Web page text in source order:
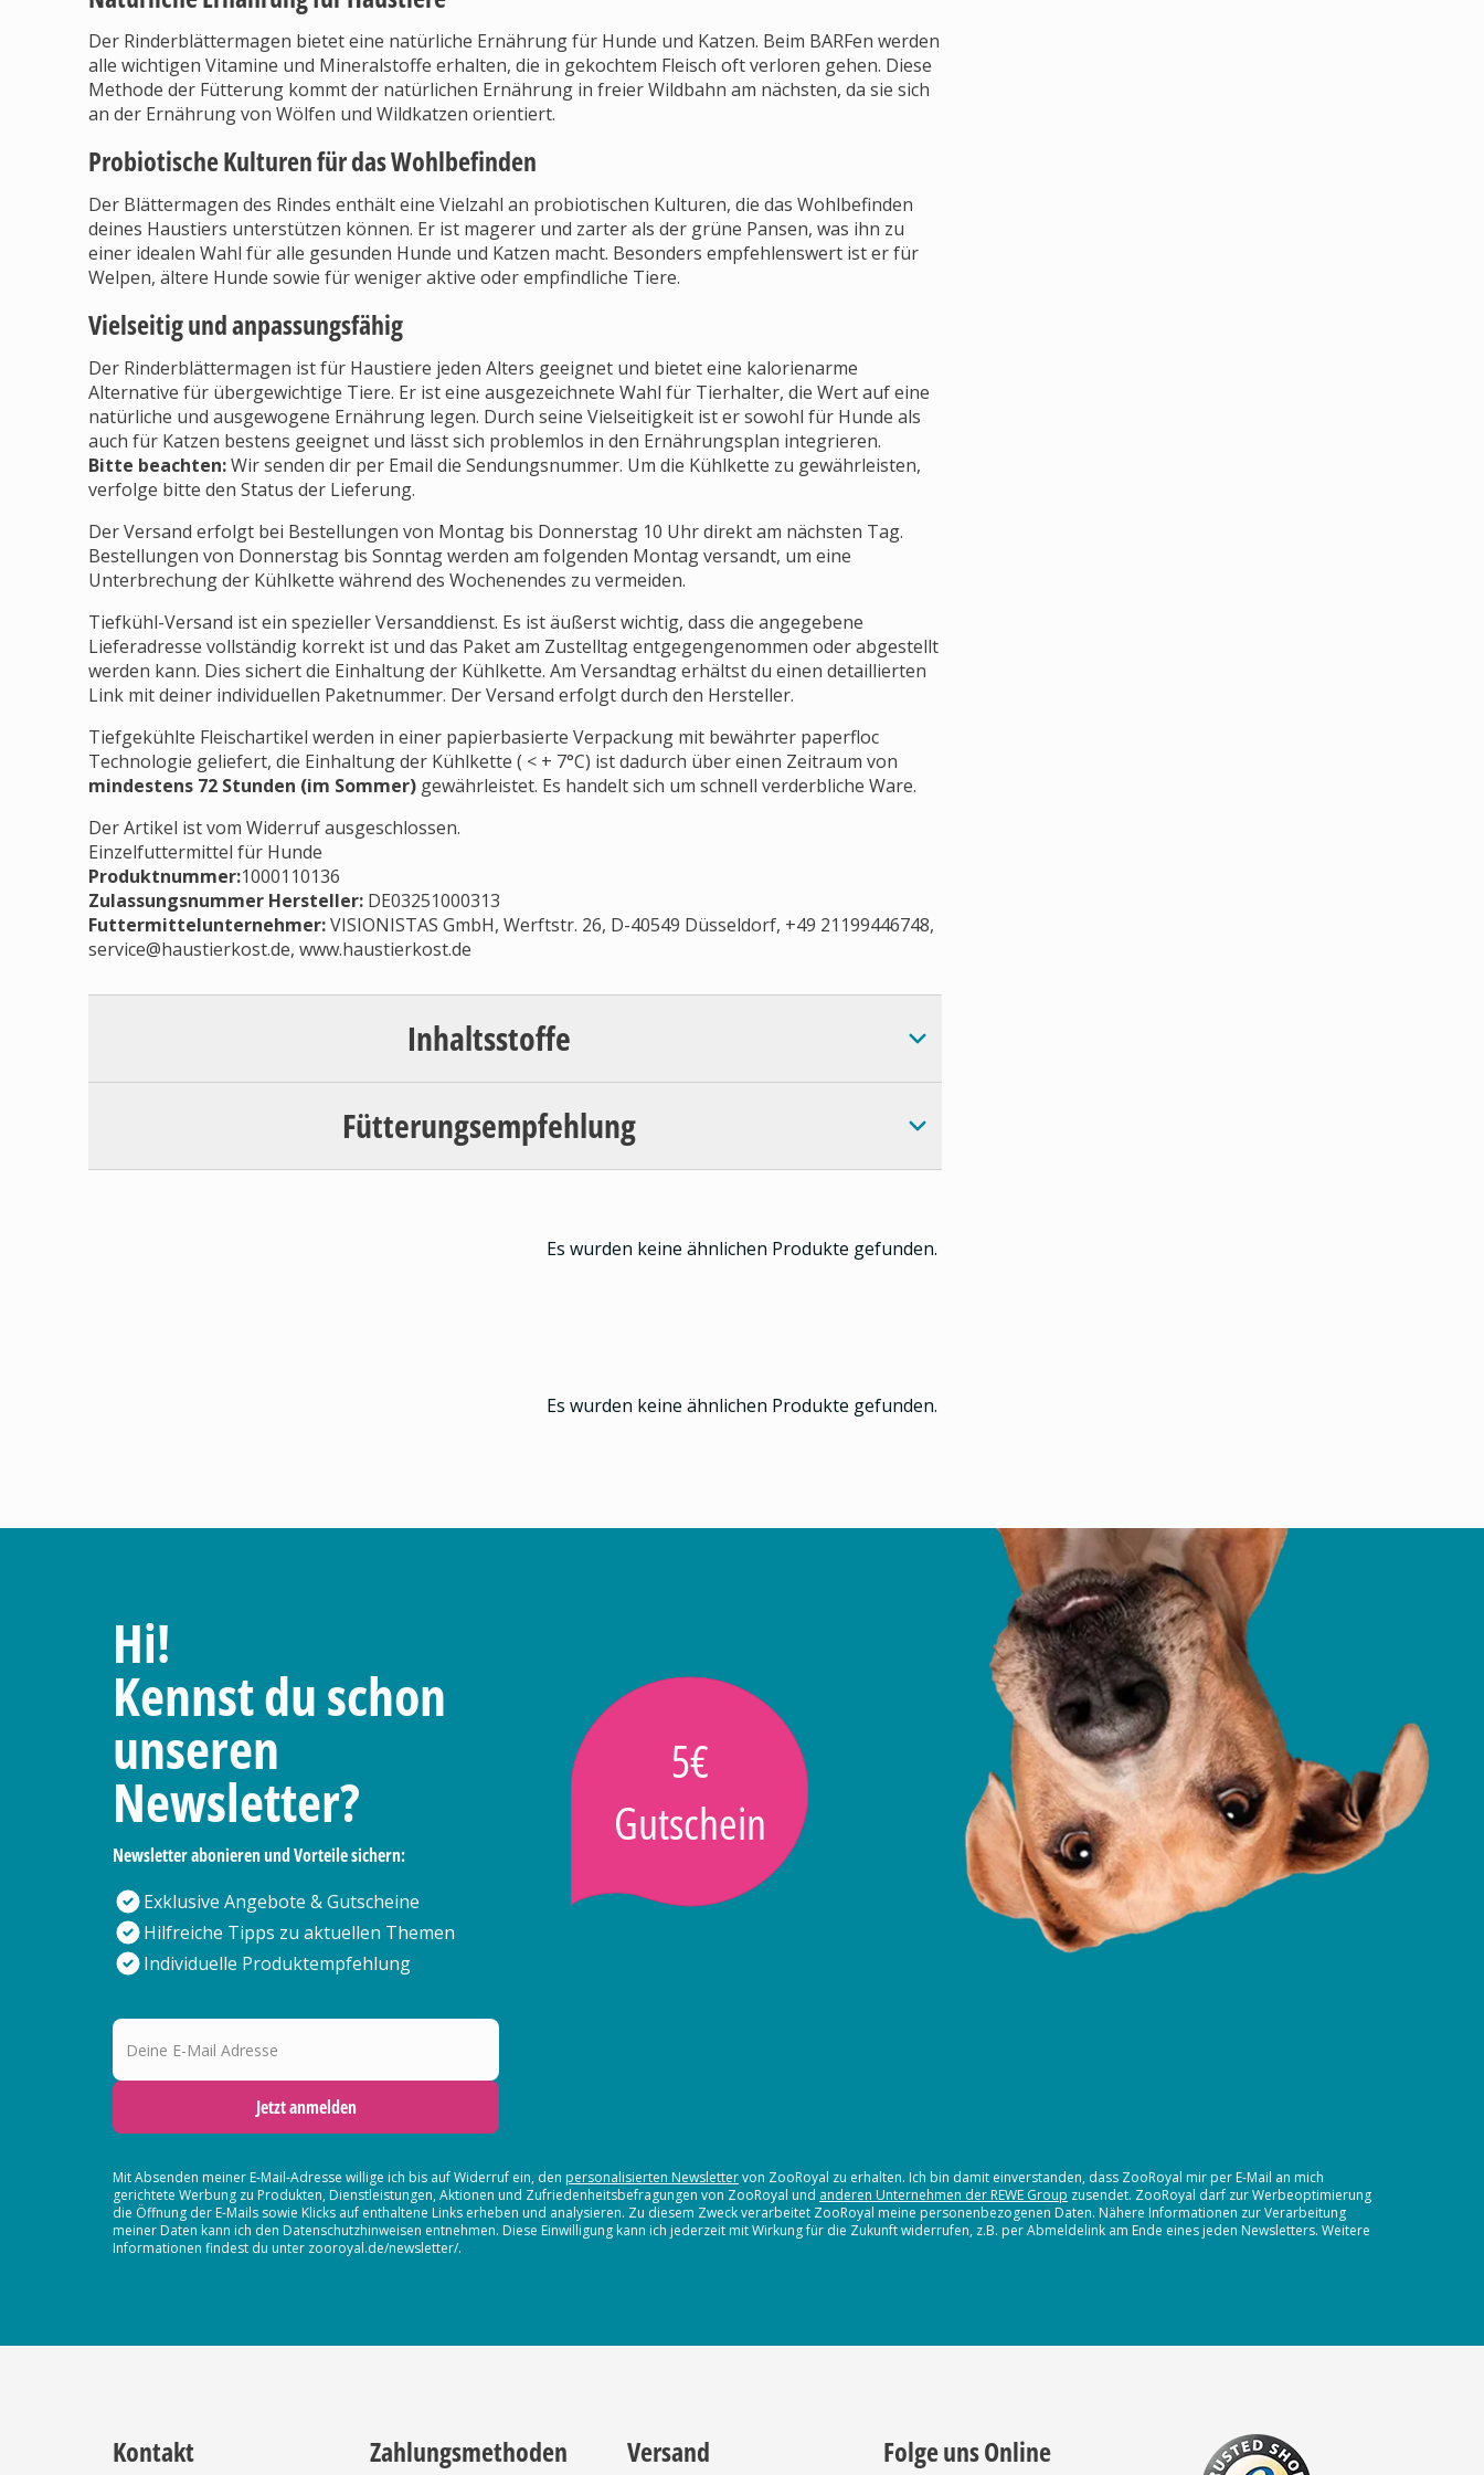
Der Rinderblättermagen bietet eine natürliche Ernährung für Hunde und Katzen. Beim BARFen werden
alle wichtigen Vitamine und Mineralstoffe erhalten, die in gekochtem Fleisch oft verloren gehen. Diese
Methode der Fütterung kommt der natürlichen Ernährung in freier Wildbahn am nächsten, da sie sich
an der Ernährung von Wölfen und Wildkatzen orientiert.
Probiotische Kulturen für das Wohlbefinden
Der Blättermagen des Rindes enthält eine Vielzahl an probiotischen Kulturen, die das Wohlbefinden
deines Haustiers unterstützen können. Er ist magerer und zarter als der grüne Pansen, was ihn zu
einer idealen Wahl für alle gesunden Hunde und Katzen macht. Besonders empfehlenswert ist er für
Welpen, ältere Hunde sowie für weniger aktive oder empfindliche Tiere.
Vielseitig und anpassungsfähig
Der Rinderblättermagen ist für Haustiere jeden Alters geeignet und bietet eine kalorienarme
Alternative für übergewichtige Tiere. Er ist eine ausgezeichnete Wahl für Tierhalter, die Wert auf eine
natürliche und ausgewogene Ernährung legen. Durch seine Vielseitigkeit ist er sowohl für Hunde als
auch für Katzen bestens geeignet und lässt sich problemlos in den Ernährungsplan integrieren.
Bitte beachten:Wir senden dir per Email die Sendungsnummer. Um die Kühlkette zu gewährleisten,
verfolge bitte den Status der Lieferung.
Der Versand erfolgt bei Bestellungen von Montag bis Donnerstag 10 Uhr direkt am nächsten Tag.
Bestellungen von Donnerstag bis Sonntag werden am folgenden Montag versandt, um eine
Unterbrechung der Kühlkette während des Wochenendes zu vermeiden.
Tiefkühl-Versand ist ein spezieller Versanddienst. Es ist äußerst wichtig, dass die angegebene
Lieferadresse vollständig korrekt ist und das Paket am Zustelltag entgegengenommen oder abgestellt
werden kann. Dies sichert die Einhaltung der Kühlkette. Am Versandtag erhältst du einen detaillierten
Link mit deiner individuellen Paketnummer. Der Versand erfolgt durch den Hersteller.
Tiefgekühlte Fleischartikel werden in einer papierbasierte Verpackung mit bewährter paperfloc
Technologie geliefert, die Einhaltung der Kühlkette ( < + 7°C) ist dadurch über einen Zeitraum von
mindestens 72 Stunden (im Sommer) gewährleistet. Es handelt sich um schnell verderbliche Ware.
Der Artikel ist vom Widerruf ausgeschlossen.
Einzelfuttermittel für Hunde
Produktnummer:1000110136
Zulassungsnummer Hersteller: DE03251000313
Futtermittelunternehmer:VISIONISTAS GmbH, Werftstr. 26, D-40549 Düsseldorf, +49 21199446748,
service@haustierkost.de, www.haustierkost.de
Inhaltsstoffe
Fütterungsempfehlung
Es wurden keine ähnlichen Produkte gefunden.
Es wurden keine ähnlichen Produkte gefunden.
Hi!
Kennst du schon
unseren
Newsletter?
Newsletter abonieren und Vorteile sichern:
Exklusive Angebote & Gutscheine
Hilfreiche Tipps zu aktuellen Themen
Individuelle Produktempfehlung
5€
Gutschein
Deine E-Mail Adresse
Jetzt anmelden
Mit Absenden meiner E-Mail-Adresse willige ich bis auf Widerruf ein, den personalisierten Newslettervon ZooRoyal zu erhalten. Ich bin damit einverstanden, dass ZooRoyal mir per E-Mail an mich
gerichtete Werbung zu Produkten, Dienstleistungen, Aktionen und Zufriedenheitsbefragungen von ZooRoyal und anderen Unternehmen der REWE Group zusendet. ZooRoyal darf zur Werbeoptimierung
die Öffnung der E-Mails sowie Klicks auf enthaltene Links erheben und analysieren. Zu diesem Zweck verarbeitet ZooRoyal meine personenbezogenen Daten. Nähere Informationen zur Verarbeitung
meiner Daten kann ich den Datenschutzhinweisen entnehmen. Diese Einwilligung kann ich jederzeit mit Wirkung für die Zukunft widerrufen, z.B. per Abmeldelink am Ende eines jeden Newsletters. Weitere
Informationen findest du unter zooroyal.de/newsletter/.
Kontakt Zahlungsmethoden Versand Folge uns Online